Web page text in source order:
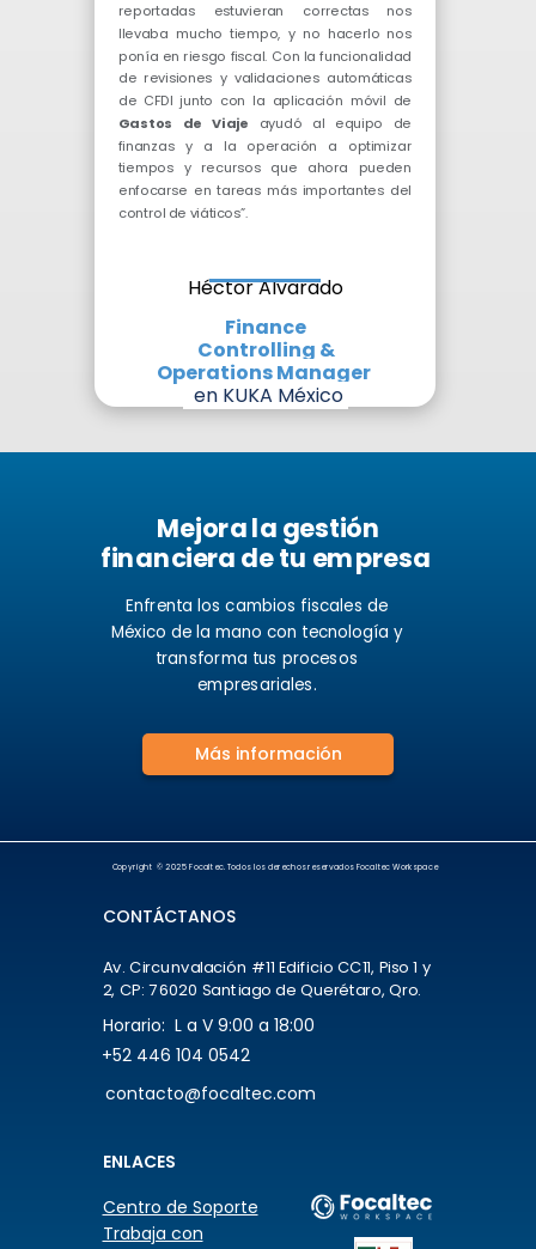
ENLACES
Centro de Soporte
Trabaja con
CONTÁCTANOS
contacto@focaltec.com
+52 446 104 0542
Horario: L a V 9:00 a 18:00
Av. Circunvalación #11 Edificio CC11, Piso 1 y
2, CP: 76020 Santiago de Querétaro, Qro.
Héctor Alvarado
Finance
Controlling &
Operations Manager
en KUKA México
reportadas estuvieran correctas nos
llevaba mucho tiempo, y no hacerlo nos
ponía en riesgo fiscal. Con la funcionalidad
de revisiones y validaciones automáticas
de CFDI junto con la aplicación móvil de
Gastos de Viaje ayudó al equipo de
finanzas y a la operación a optimizar
tiempos y recursos que ahora pueden
enfocarse en tareas más importantes del
control de viáticos”.
Mejora la gestión
financiera de tu empresa
Enfrenta los cambios fiscales de
México de la mano con tecnología y
transforma tus procesos
empresariales.
Más información
Copyright © 2025 Focaltec. Todos los derechos reservados Focaltec Workspace